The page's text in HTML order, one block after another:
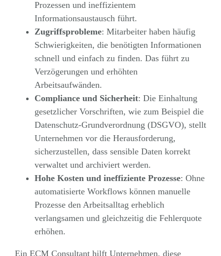
Prozessen und ineffizientem
Informationsaustausch führt.
Zugriffsprobleme: Mitarbeiter haben häufig
Schwierigkeiten, die benötigten Informationen
schnell und einfach zu finden. Das führt zu
Verzögerungen und erhöhten
Arbeitsaufwänden.
Compliance und Sicherheit: Die Einhaltung
gesetzlicher Vorschriften, wie zum Beispiel die
Datenschutz-Grundverordnung (DSGVO), stellt
Unternehmen vor die Herausforderung,
sicherzustellen, dass sensible Daten korrekt
verwaltet und archiviert werden.
Hohe Kosten und ineffiziente Prozesse: Ohne
automatisierte Workflows können manuelle
Prozesse den Arbeitsalltag erheblich
verlangsamen und gleichzeitig die Fehlerquote
erhöhen.
Ein ECM Consultant hilft Unternehmen, diese